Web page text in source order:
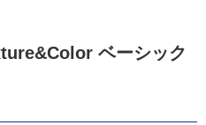
ベーシック